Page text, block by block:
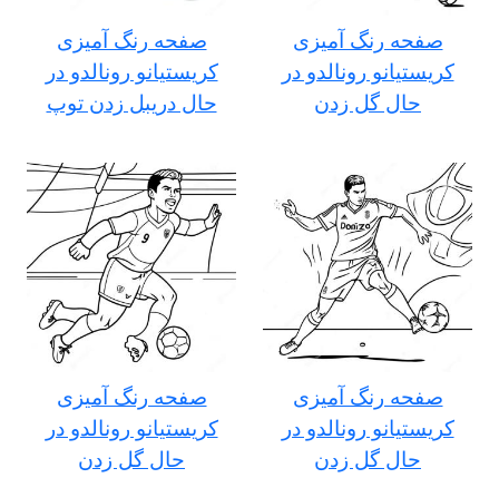
صفحه رنگ آمیزی
کریستیانو رونالدو در
حال دریبل زدن توپ
صفحه رنگ آمیزی
کریستیانو رونالدو در
حال گل زدن
صفحه رنگ آمیزی
کریستیانو رونالدو در
حال گل زدن
صفحه رنگ آمیزی
کریستیانو رونالدو در
حال گل زدن